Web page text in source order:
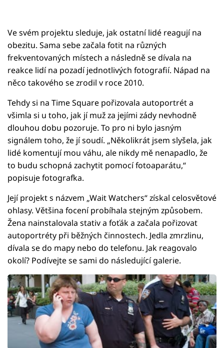
Ve svém projektu sleduje, jak ostatní lidé reagují na
obezitu. Sama sebe začala fotit na různých
frekventovaných místech a následně se dívala na
reakce lidí na pozadí jednotlivých fotografií. Nápad na
něco takového se zrodil v roce 2010.
Tehdy si na Time Square pořizovala autoportrét a
všimla si u toho, jak jí muž za jejími zády nevhodně
dlouhou dobu pozoruje. To pro ni bylo jasným
signálem toho, že jí soudí. „Několikrát jsem slyšela, jak
lidé komentují mou váhu, ale nikdy mě nenapadlo, že
to budu schopná zachytit pomocí fotoaparátu,“
popisuje fotografka.
Její projekt s názvem „Wait Watchers“ získal celosvětové
ohlasy. Většina focení probíhala stejným způsobem.
Žena nainstalovala stativ a foťák a začala pořizovat
autoportréty při běžných činnostech. Jedla zmrzlinu,
dívala se do mapy nebo do telefonu. Jak reagovalo
okolí? Podívejte se sami do následující galerie.